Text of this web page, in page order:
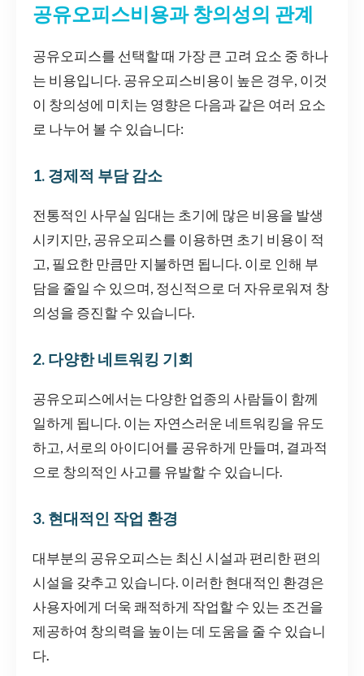
공유오피스비용과 창의성의 관계
공유오피스를 선택할 때 가장 큰 고려 요소 중 하나
는 비용입니다. 공유오피스비용이 높은 경우, 이것
이 창의성에 미치는 영향은 다음과 같은 여러 요소
로 나누어 볼 수 있습니다:
1. 경제적 부담 감소
전통적인 사무실 임대는 초기에 많은 비용을 발생
시키지만, 공유오피스를 이용하면 초기 비용이 적
고, 필요한 만큼만 지불하면 됩니다. 이로 인해 부
담을 줄일 수 있으며, 정신적으로 더 자유로워져 창
의성을 증진할 수 있습니다.
2. 다양한 네트워킹 기회
공유오피스에서는 다양한 업종의 사람들이 함께
일하게 됩니다. 이는 자연스러운 네트워킹을 유도
하고, 서로의 아이디어를 공유하게 만들며, 결과적
으로 창의적인 사고를 유발할 수 있습니다.
3. 현대적인 작업 환경
대부분의 공유오피스는 최신 시설과 편리한 편의
시설을 갖추고 있습니다. 이러한 현대적인 환경은
사용자에게 더욱 쾌적하게 작업할 수 있는 조건을
제공하여 창의력을 높이는 데 도움을 줄 수 있습니
다.